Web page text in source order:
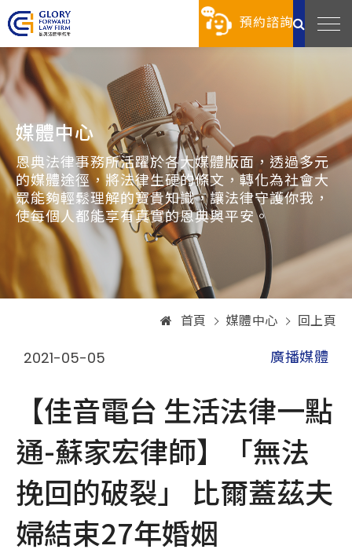
預約諮詢
媒體中心
恩典法律事務所活躍於各大媒體版面，透過多元
的媒體途徑，將法律生硬的條文，轉化為社會大
眾能夠輕鬆理解的寶貴知識，讓法律守護你我，
使每個人都能享有真實的恩典與平安。
首頁 媒體中心 回上頁
2021-05-05 廣播媒體
【佳音電台 生活法律一點
通-蘇家宏律師】「無法
挽回的破裂」 比爾蓋茲夫
婦結束27年婚姻